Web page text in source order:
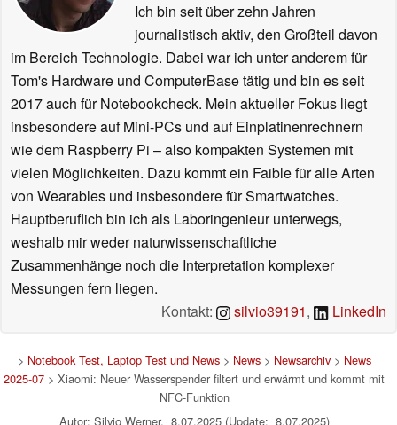
Ich bin seit über zehn Jahren
journalistisch aktiv, den Großteil davon
im Bereich Technologie. Dabei war ich unter anderem für
Tom's Hardware und ComputerBase tätig und bin es seit
2017 auch für Notebookcheck. Mein aktueller Fokus liegt
insbesondere auf Mini-PCs und auf Einplatinenrechnern
wie dem Raspberry Pi – also kompakten Systemen mit
vielen Möglichkeiten. Dazu kommt ein Faible für alle Arten
von Wearables und insbesondere für Smartwatches.
Hauptberuflich bin ich als Laboringenieur unterwegs,
weshalb mir weder naturwissenschaftliche
Zusammenhänge noch die Interpretation komplexer
Messungen fern liegen.
Kontakt:
silvio39191, LinkedIn
> Notebook Test, Laptop Test und News> News> Newsarchiv> News
2025-07 > Xiaomi: Neuer Wasserspender filtert und erwärmt und kommt mit
NFC-Funktion
Autor: Silvio Werner, 8.07.2025 (Update: 8.07.2025)